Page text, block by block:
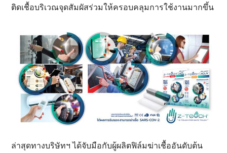
ติดเชื้อบริเวณจุดสัมผัสร่วมให้ครอบคลุมการใช้งานมากขึ้น
ล่าสุดทางบริษัทฯ ได้จับมือกับผู้ผลิตฟิล์มฆ่าเชื้ออันดับต้น